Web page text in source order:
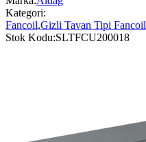
Kategori:
Fancoil,Gizli Tavan Tipi Fancoil
Stok Kodu:SLTFCU200018